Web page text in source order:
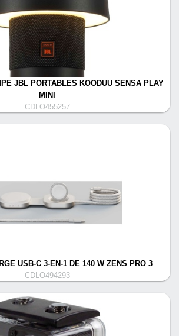
JBL PORTABLES KOODUU SENSA PLAY
MINI
CDLO455257
USB-C 3-EN-1 DE 140 W ZENS PRO 3
CDLO494293